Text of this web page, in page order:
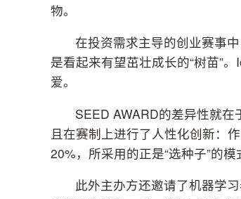
物。
在投资需求主导的创业赛事
是看起来有望茁壮成长的“树苗”
爱。
SEED AWARD的差异性就
且在赛制上进行了人性化创新：
20%，所采用的正是“选种子”的模
此外主办方还邀请了机器学